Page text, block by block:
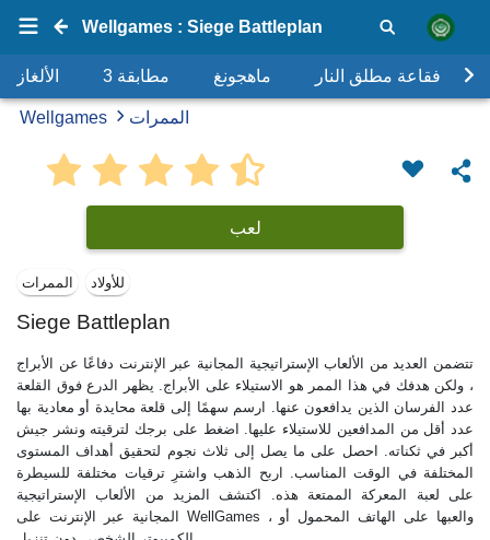
Wellgames : Siege Battleplan
الألغاز مطابقة 3 ماهجونغ فقاعة مطلق النار
Wellgames الممرات
لعب
الممرات للأولاد
Siege Battleplan
تتضمن العديد من الألعاب الإستراتيجية المجانية عبر الإنترنت دفاعًا عن الأبراج
، ولكن هدفك في هذا الممر هو الاستيلاء على الأبراج. يظهر الدرع فوق القلعة
عدد الفرسان الذين يدافعون عنها. ارسم سهمًا إلى قلعة محايدة أو معادية بها
عدد أقل من المدافعين للاستيلاء عليها. اضغط على برجك لترقيته ونشر جيش
أكبر في ثكناته. احصل على ما يصل إلى ثلاث نجوم لتحقيق أهداف المستوى
المختلفة في الوقت المناسب. اربح الذهب واشترِ ترقيات مختلفة للسيطرة
على لعبة المعركة الممتعة هذه. اكتشف المزيد من الألعاب الإستراتيجية
المجانية عبر الإنترنت على WellGames ، والعبها على الهاتف المحمول أو